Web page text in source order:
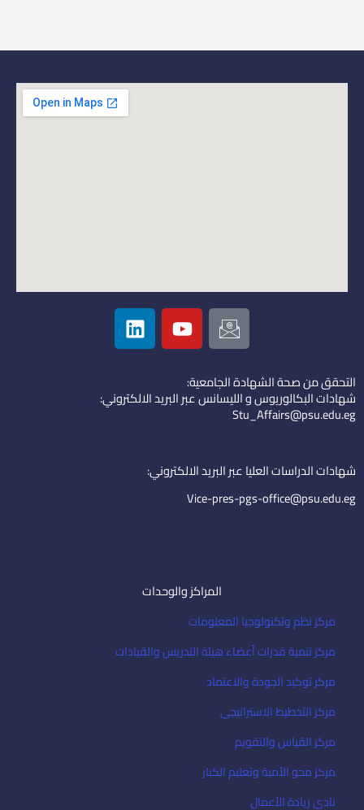
I
c
o
n
-
e
i
l
Y
o
u
u
b
L
i
n
e
d
التحقق من صحة الشهادة الجامعية:
شهادات البكالوريوس و الليسانس عبر البريد الالكتروني:
Stu_Affairs@psu.edu.eg
شهادات الدراسات العليا عبر البريد الالكتروني:
Vice-pres-pgs-office@psu.edu.eg
المراكز والوحدات
مركز نظم وتكنولوجيا المعلومات
مركز تنمية قدرات أعضاء هيئة التدريس والقيادات
مركز توكيد الجودة والاعتماد
مركز التخطيط الاستراتيجى
مركز القياس والتقويم
مركز محو الأمية وتعليم الكبار
نادى ريادة الأعمال